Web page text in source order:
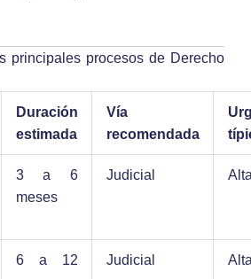
principales procesos de Derecho
Duración
estimada
Vía
recomendada
3 a 6
meses
Judicial
6 a 12
Judicial